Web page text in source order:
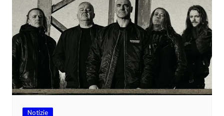
Notizie